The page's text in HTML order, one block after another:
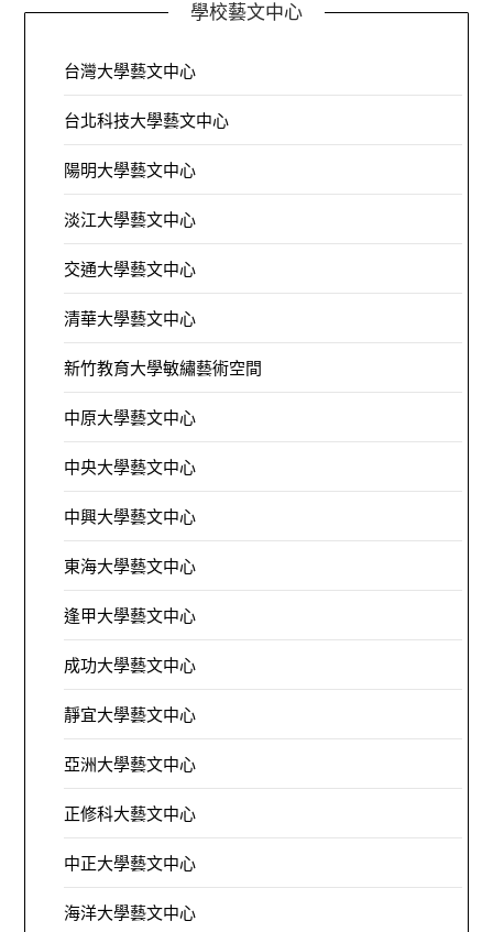
學校藝文中心
台灣大學藝文中心
台北科技大學藝文中心
陽明大學藝文中心
淡江大學藝文中心
交通大學藝文中心
清華大學藝文中心
新竹教育大學敏繡藝術空間
中原大學藝文中心
中央大學藝文中心
中興大學藝文中心
東海大學藝文中心
逢甲大學藝文中心
成功大學藝文中心
靜宜大學藝文中心
亞洲大學藝文中心
正修科大藝文中心
中正大學藝文中心
海洋大學藝文中心